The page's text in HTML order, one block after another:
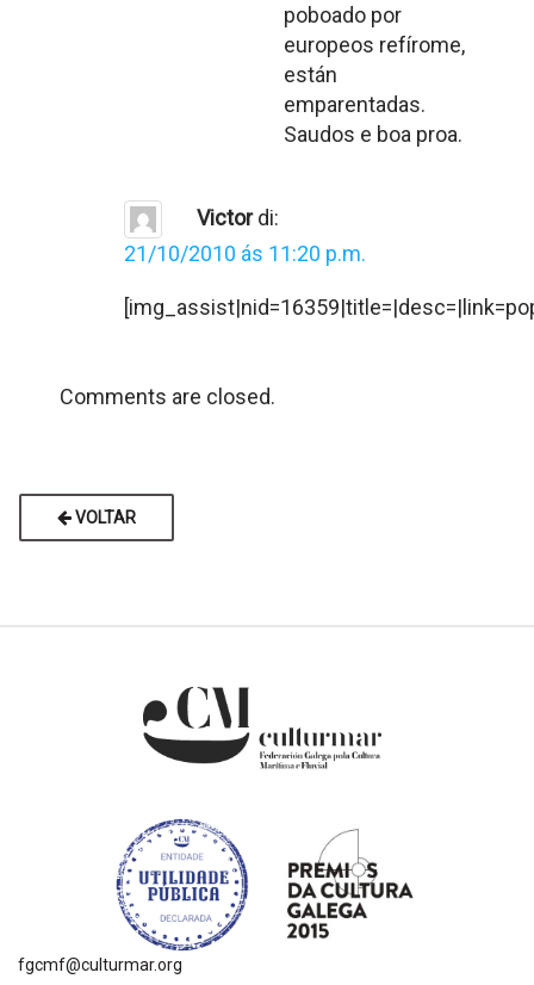
poboado por
europeos refírome,
están
emparentadas.
Saudos e boa proa.
Victor di:
21/10/2010 ás 11:20 p.m.
Comments are closed.
VOLTAR
fgcmf@culturmar.org